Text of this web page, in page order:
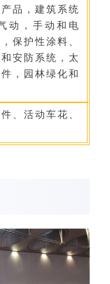
品，建筑系统
动，手动和电
保护性涂料、
安防系统，太
，园林绿化和
、活动车花、